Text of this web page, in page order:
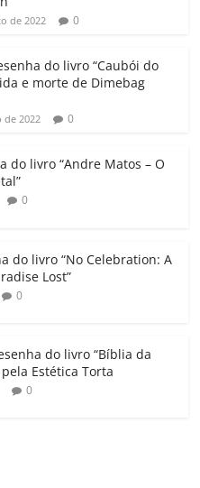
e
Cl
a
ss
ro
o
Li
k h
ar
de 2022 0
do livro “Caubói do
e morte de Dimebag
de 2022 0
do livro “Andre Matos – O
0
do livro “No Celebration: A
Lost”
0
do livro “Bíblia da
Estética Torta
0